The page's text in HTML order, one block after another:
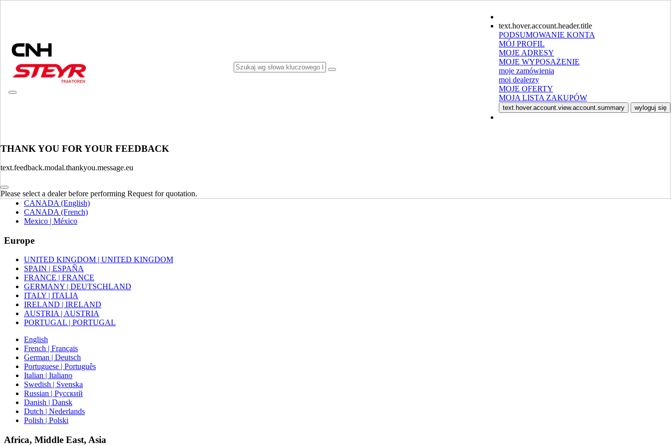
text.hover.account.header.title
PODSUMOWANIE KONTA
MÓJ PROFIL
MOJE ADRESY
MOJE WYPOSAŻENIE
moje zamówienia
moi dealerzy
MOJE OFERTY
MOJA LISTA ZAKUPÓW
text.hover.account.view.account.summary wyloguj się
THANK YOU FOR YOUR FEEDBACK
text.feedback.modal.thankyou.message.eu
Please select a dealer before performing Request for quotation.
USA
CANADA (English)
CANADA (French)
Mexico | México
Europe
UNITED KINGDOM | UNITED KINGDOM
SPAIN | ESPAÑA
FRANCE | FRANCE
GERMANY | DEUTSCHLAND
ITALY | ITALIA
IRELAND | IRELAND
AUSTRIA | AUSTRIA
PORTUGAL | PORTUGAL
English
French | Français
German | Deutsch
Portuguese | Português
Italian | Italiano
Swedish | Svenska
Russian | Русский
Danish | Dansk
Dutch | Nederlands
Polish | Polski
Africa, Middle East, Asia